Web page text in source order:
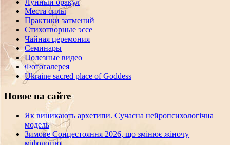
Лунный оракул
Места силы
Практики затмений
Стихотворные эссе
Чайная церемония
Семинары
Полезные видео
Фотогалерея
Ukraine sacred place of Goddess
Новое на сайте
Як виникають архетипи. Сучасна нейропсихологічна
модель
Зимове Сонцестояння 2026, що змінює жіночу